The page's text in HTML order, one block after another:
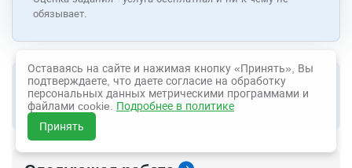
обязывает.
Предыдущая работа
ИСПОЛЬЗОВАНИЕ ИКТ НА УРОКАХ МАТЕМАТИКИ
Оставаясь на сайте и нажимая кнопку «Принять», Вы
подтверждаете, что даете согласие на обработку
персональных данных метрическими программами и
файлами cookie. Подробнее в политике
Принять